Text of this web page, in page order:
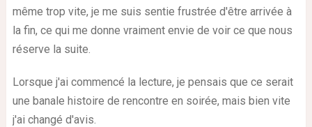
même trop vite, je me suis sentie frustrée d'être arrivée à
la fin, ce qui me donne vraiment envie de voir ce que nous
réserve la suite.
Lorsque j'ai commencé la lecture, je pensais que ce serait
une banale histoire de rencontre en soirée, mais bien vite
j'ai changé d'avis.